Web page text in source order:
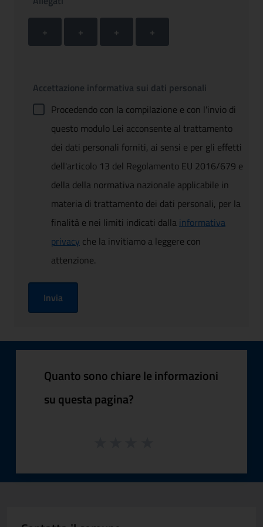
+ + + +
Accettazione informativa sui dati personali
Procedendo con la compilazione e con l'invio di
questo modulo Lei acconsente al trattamento
dei dati personali forniti, ai sensi e per gli effetti
dell'articolo 13 del Regolamento EU 2016/679 e
della della normativa nazionale applicabile in
materia di trattamento dei dati personali, per la
finalità e nei limiti indicati dalla informativa
privacy che la invitiamo a leggere con
attenzione.
Invia
Quanto sono chiare le informazioni
su questa pagina?